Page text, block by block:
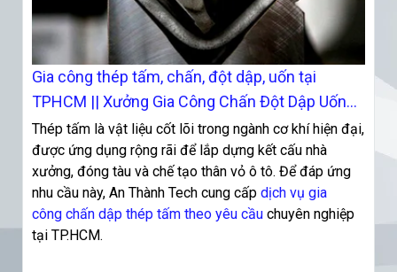
Gia công thép tấm, chấn, đột dập, uốn tại
TPHCM || Xưởng Gia Công Chấn Đột Dập Uốn
Tại TPHCM
Thép tấm là vật liệu cốt lõi trong ngành cơ khí hiện đại,
được ứng dụng rộng rãi để lắp dựng kết cấu nhà
xưởng, đóng tàu và chế tạo thân vỏ ô tô. Để đáp ứng
nhu cầu này, An Thành Tech cung cấp dịch vụ gia
công chấn dập thép tấm theo yêu cầu chuyên nghiệp
tại TP.HCM.